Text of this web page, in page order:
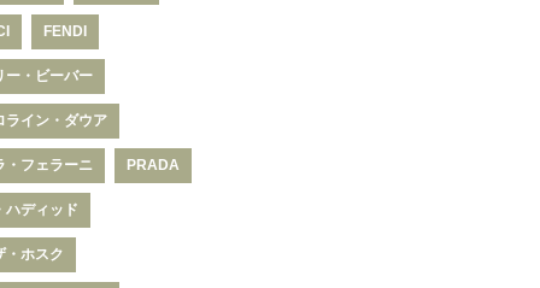
FENDI
ー・ビーバー
ライン・ダウア
・フェラーニ PRADA
ハディッド
・ホスク